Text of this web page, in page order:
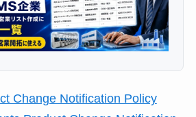
Change Notification Policy